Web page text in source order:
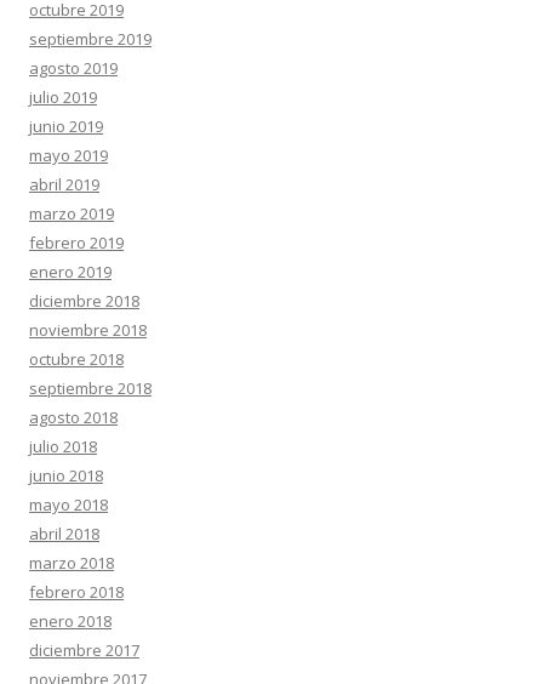
octubre 2019
septiembre 2019
agosto 2019
julio 2019
junio 2019
mayo 2019
abril 2019
marzo 2019
febrero 2019
enero 2019
diciembre 2018
noviembre 2018
octubre 2018
septiembre 2018
agosto 2018
julio 2018
junio 2018
mayo 2018
abril 2018
marzo 2018
febrero 2018
enero 2018
diciembre 2017
noviembre 2017